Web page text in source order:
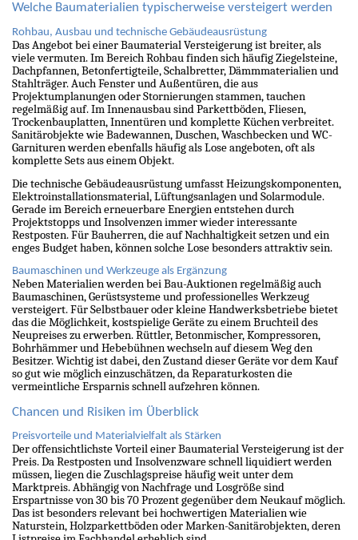
Welche Baumaterialien typischerweise versteigert werden
Rohbau, Ausbau und technische Gebäudeausrüstung
Das Angebot bei einer Baumaterial Versteigerung ist breiter, als
viele vermuten. Im Bereich Rohbau finden sich häufig Ziegelsteine,
Dachpfannen, Betonfertigteile, Schalbretter, Dämmmaterialien und
Stahlträger. Auch Fenster und Außentüren, die aus
Projektumplanungen oder Stornierungen stammen, tauchen
regelmäßig auf. Im Innenausbau sind Parkettböden, Fliesen,
Trockenbauplatten, Innentüren und komplette Küchen verbreitet.
Sanitärobjekte wie Badewannen, Duschen, Waschbecken und WC-
Garnituren werden ebenfalls häufig als Lose angeboten, oft als
komplette Sets aus einem Objekt.
Die technische Gebäudeausrüstung umfasst Heizungskomponenten,
Elektroinstallationsmaterial, Lüftungsanlagen und Solarmodule.
Gerade im Bereich erneuerbare Energien entstehen durch
Projektstopps und Insolvenzen immer wieder interessante
Restposten. Für Bauherren, die auf Nachhaltigkeit setzen und ein
enges Budget haben, können solche Lose besonders attraktiv sein.
Baumaschinen und Werkzeuge als Ergänzung
Neben Materialien werden bei Bau-Auktionen regelmäßig auch
Baumaschinen, Gerüstsysteme und professionelles Werkzeug
versteigert. Für Selbstbauer oder kleine Handwerksbetriebe bietet
das die Möglichkeit, kostspielige Geräte zu einem Bruchteil des
Neupreises zu erwerben. Rüttler, Betonmischer, Kompressoren,
Bohrhämmer und Hebebühnen wechseln auf diesem Weg den
Besitzer. Wichtig ist dabei, den Zustand dieser Geräte vor dem Kauf
so gut wie möglich einzuschätzen, da Reparaturkosten die
vermeintliche Ersparnis schnell aufzehren können.
Chancen und Risiken im Überblick
Preisvorteile und Materialvielfalt als Stärken
Der offensichtlichste Vorteil einer Baumaterial Versteigerung ist der
Preis. Da Restposten und Insolvenzware schnell liquidiert werden
müssen, liegen die Zuschlagspreise häufig weit unter dem
Marktpreis. Abhängig von Nachfrage und Losgröße sind
Erspartnisse von 30 bis 70 Prozent gegenüber dem Neukauf möglich.
Das ist besonders relevant bei hochwertigen Materialien wie
Naturstein, Holzparkettböden oder Marken-Sanitärobjekten, deren